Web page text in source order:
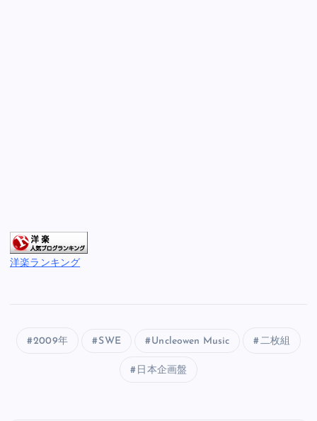
洋楽ランキング
2009年 SWE Uncleowen Music 二枚組
日本企画盤